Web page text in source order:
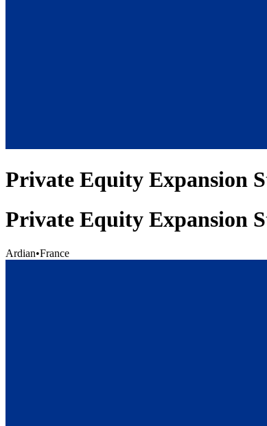
Private Equity Expansion
Private Equity Expansion
Ardian•France